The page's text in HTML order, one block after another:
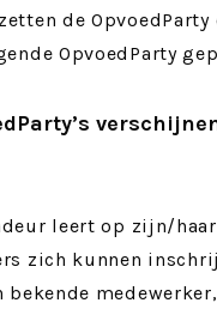
de
OpvoedParty
leert op zijn/haar
zich kunnen
bekende